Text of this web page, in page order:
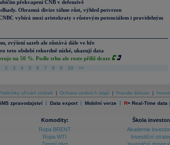
překvapení ČNB v defenzivě
Obranná divize táhne růst, výhled potvrzen
vybírá mezi aristokraty s růstovým potenciálem i pravidelným
zvýšení sazeb ale zůstává dále ve hře
toto období rekordně nízké, ukazují data
na 50 %. Podle trhu ale roste příliš draze
2 3 4 5 6 7 8 9 10 >>
Podmínky užívání stránek Ochrana osobních údajů Pravidla diskuse
zpravodajství | Data export | Mobilní verze | R= Real-Time data |
Komodity:
Ropa BRENT
Ropa WTI
Škola
Akademie
Investiční